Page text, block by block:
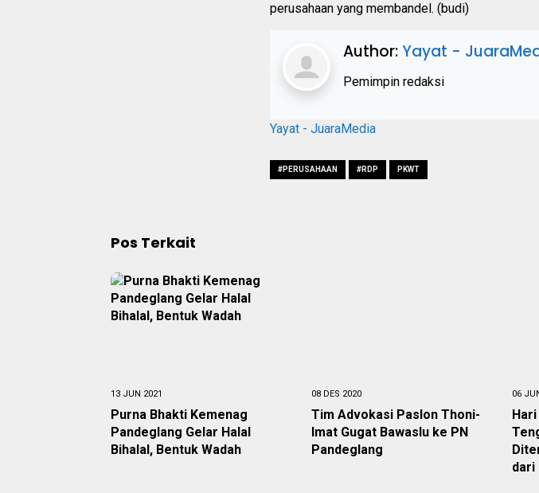
perusahaan yang membandel. (budi)
Author:Yayat -
Pemimpin redaksi
Yayat - JuaraMedia
#PERUSAHAAN #RDP PKWT
Pos Terkait
13 JUN 2021
Purna Bhakti Kemenag
Pandeglang Gelar Halal
Bihalal, Bentuk Wadah
08 DES 2020
Tim Advokasi Paslon Thoni-
Imat Gugat Bawaslu ke PN
Pandeglang
06
dari